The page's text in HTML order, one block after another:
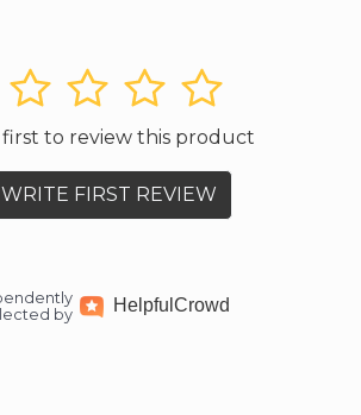
5
4
3
2
first to review this product
FIRST REVIEW
by
HelpfulCrowd